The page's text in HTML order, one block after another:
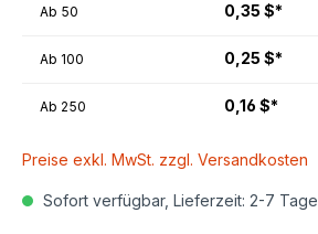
Ab 50 0,35 $*
Ab 100 0,25 $*
Ab 250 0,16 $*
Preise exkl. MwSt. zzgl. Versandkosten
Sofort verfügbar, Lieferzeit: 2-7 Tage